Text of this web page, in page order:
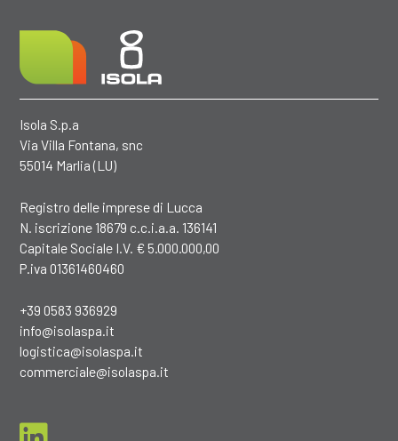
Isola S.p.a
Via Villa Fontana, snc
55014 Marlia (LU)
Registro delle imprese di Lucca
N. iscrizione 18679 c.c.i.a.a. 136141
Capitale Sociale I.V. € 5.000.000,00
P.iva 01361460460
+39 0583 936929
info@isolaspa.it
logistica@isolaspa.it
commerciale@isolaspa.it